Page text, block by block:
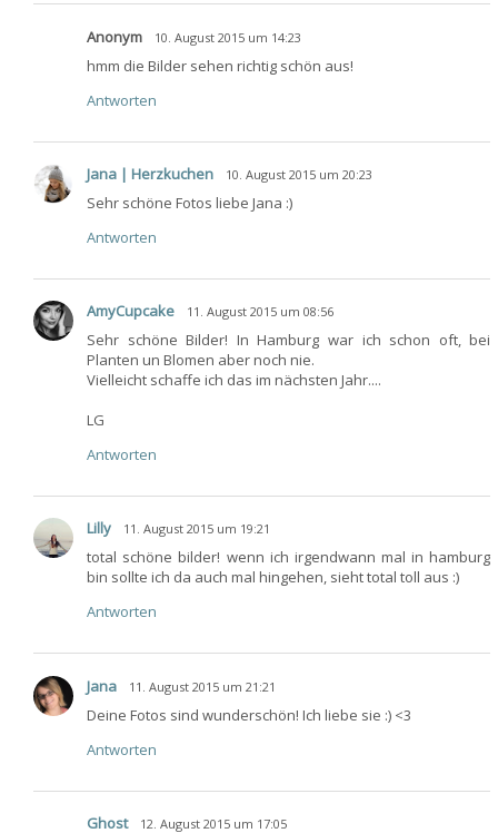
Anonym 10. August 2015 um 14:23
hmm die Bilder sehen richtig schön aus!
Antworten
Jana | Herzkuchen 10. August 2015 um 20:23
Sehr schöne Fotos liebe Jana :)
Antworten
AmyCupcake 11. August 2015 um 08:56
Sehr schöne Bilder! In Hamburg war ich schon oft, bei
Planten un Blomen aber noch nie.
Vielleicht schaffe ich das im nächsten Jahr....
LG
Antworten
Lilly 11. August 2015 um 19:21
total schöne bilder! wenn ich irgendwann mal in hamburg
bin sollte ich da auch mal hingehen, sieht total toll aus :)
Antworten
Jana 11. August 2015 um 21:21
Deine Fotos sind wunderschön! Ich liebe sie :) <3
Antworten
Ghost 12. August 2015 um 17:05